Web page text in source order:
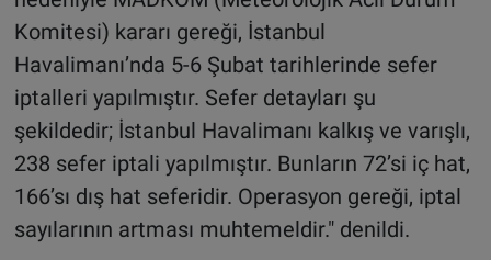
Komitesi) kararı gereği, İstanbul
Havalimanı’nda 5-6 Şubat tarihlerinde sefer
iptalleri yapılmıştır. Sefer detayları şu
şekildedir; İstanbul Havalimanı kalkış ve varışlı,
238 sefer iptali yapılmıştır. Bunların 72’si iç hat,
166’sı dış hat seferidir. Operasyon gereği, iptal
sayılarının artması muhtemeldir." denildi.